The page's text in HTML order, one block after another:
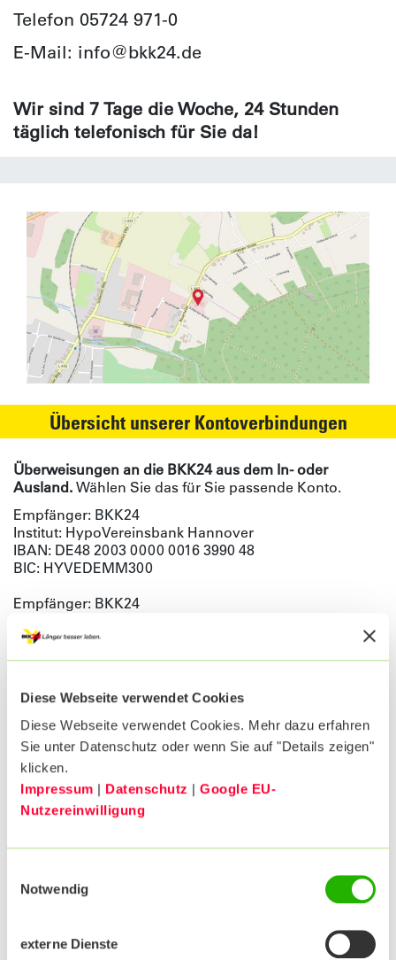
Diese Webseite verwendet Cookies
Diese Webseite verwendet Cookies. Mehr dazu erfahren
Sie unter Datenschutz oder wenn Sie auf "Details zeigen"
klicken.
Impressum | Datenschutz | Google EU-
Nutzereinwilligung
Notwendig
externe Dienste
Telefon 05724 971-0
E-Mail: info@bkk24.de
Wir sind 7 Tage die Woche, 24 Stunden
täglich telefonisch für Sie da!
Übersicht unserer Kontoverbindungen
Überweisungen an die BKK24 aus dem In- oder
Ausland. Wählen Sie das für Sie passende Konto.
Empfänger: BKK24
Institut: HypoVereinsbank Hannover
IBAN: DE48 2003 0000 0016 3990 48
BIC: HYVEDEMM300
Empfänger: BKK24
IBAN: DE84 2507 0070 0011 3811 00
BIC: DEUTDE2HXXX
Empfänger: BKK24
IBAN: DE18 2555 1480 0367 1933 72
BIC: NOLADE21SHG
Empfänger: BKK24
Institut: Volksbank in Schaumburg
Institut: GLS-Bank eG